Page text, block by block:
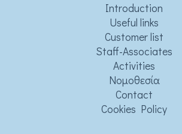
Introduction
Useful links
Customer list
Staff-Associates
Activities
Νομοθεσία
Contact
Cookies Policy